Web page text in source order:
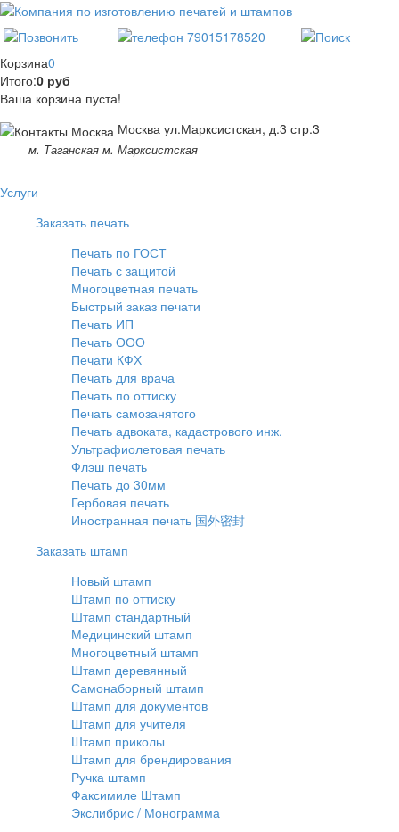
Корзина0
Итого:0 руб
Ваша корзина пуста!
Москва ул.Марксистская, д.3 стр.3
м. Таганская м. Марксистская
Услуги
Заказать печать
Печать по ГОСТ
Печать с защитой
Многоцветная печать
Быстрый заказ печати
Печать ИП
Печать ООО
Печати КФХ
Печать для врача
Печать по оттиску
Печать самозанятого
Печать адвоката, кадастрового инж.
Ультрафиолетовая печать
Флэш печать
Печать до 30мм
Гербовая печать
Иностранная печать 国外密封
Заказать штамп
Новый штамп
Штамп по оттиску
Штамп стандартный
Медицинский штамп
Многоцветный штамп
Штамп деревянный
Самонаборный штамп
Штамп для документов
Штамп для учителя
Штамп приколы
Штамп для брендирования
Ручка штамп
Факсимиле Штамп
Экслибрис / Монограмма